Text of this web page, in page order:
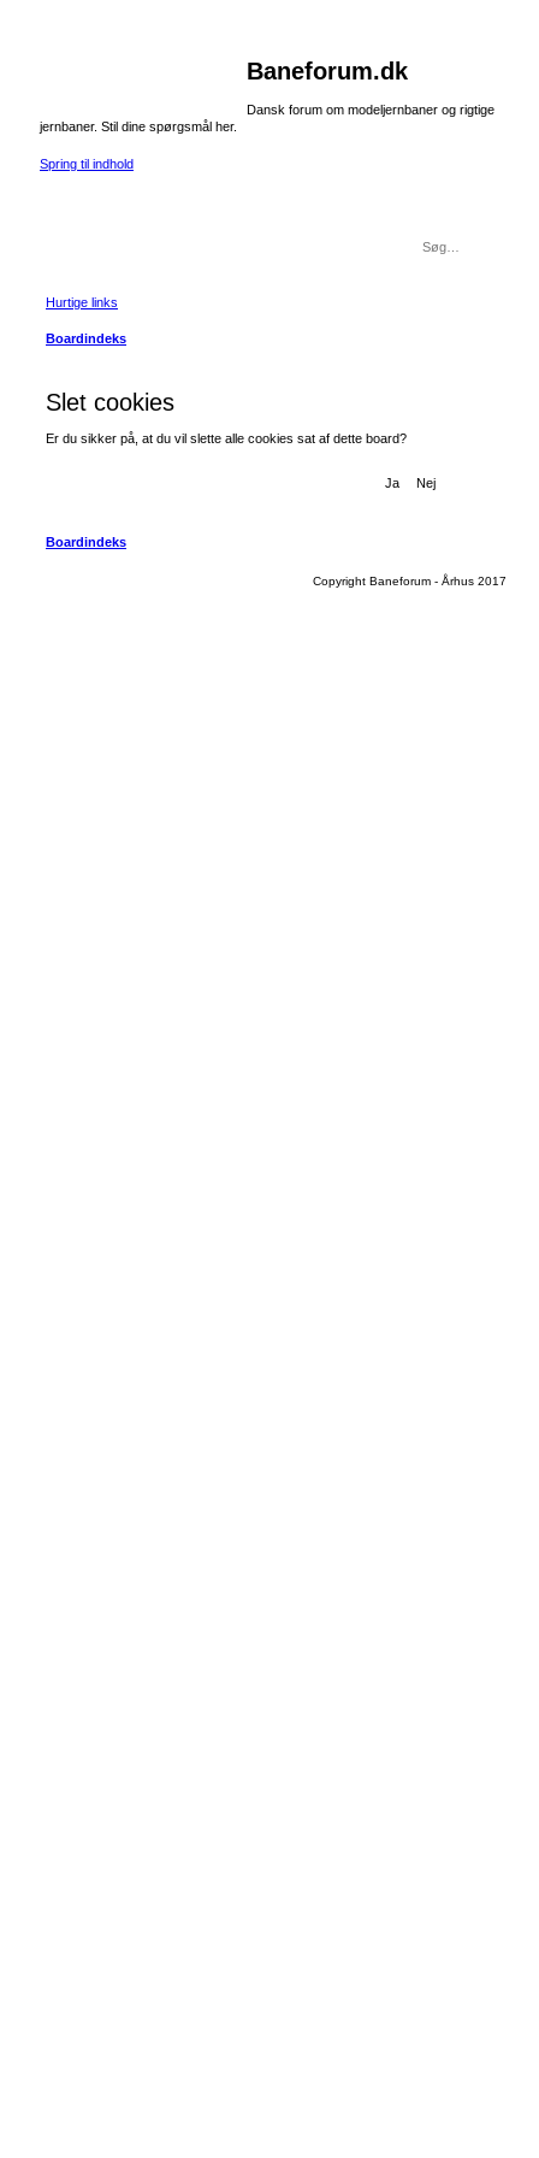
Baneforum.dk
Dansk forum om modeljernbaner og rigtige
jernbaner. Stil dine spørgsmål her.
Spring til indhold
Hurtige links
Boardindeks
Slet cookies
Er du sikker på, at du vil slette alle cookies sat af dette board?
Boardindeks
Copyright Baneforum - Århus 2017